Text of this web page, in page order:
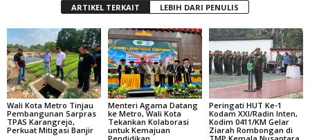
ARTIKEL TERKAIT LEBIH DARI PENULIS
Wali Kota Metro Tinjau
Pembangunan Sarpras
TPAS Karangrejo,
Perkuat Mitigasi Banjir
Menteri Agama Datang
ke Metro, Wali Kota
Tekankan Kolaborasi
untuk Kemajuan
Peringati HUT Ke-1
Kodam XXI/Radin Inten,
Kodim 0411/KM Gelar
Ziarah Rombongan di